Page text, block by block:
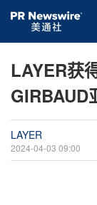
LAYER获
GIRBAUD
LAYER
2024-04-03 09:00